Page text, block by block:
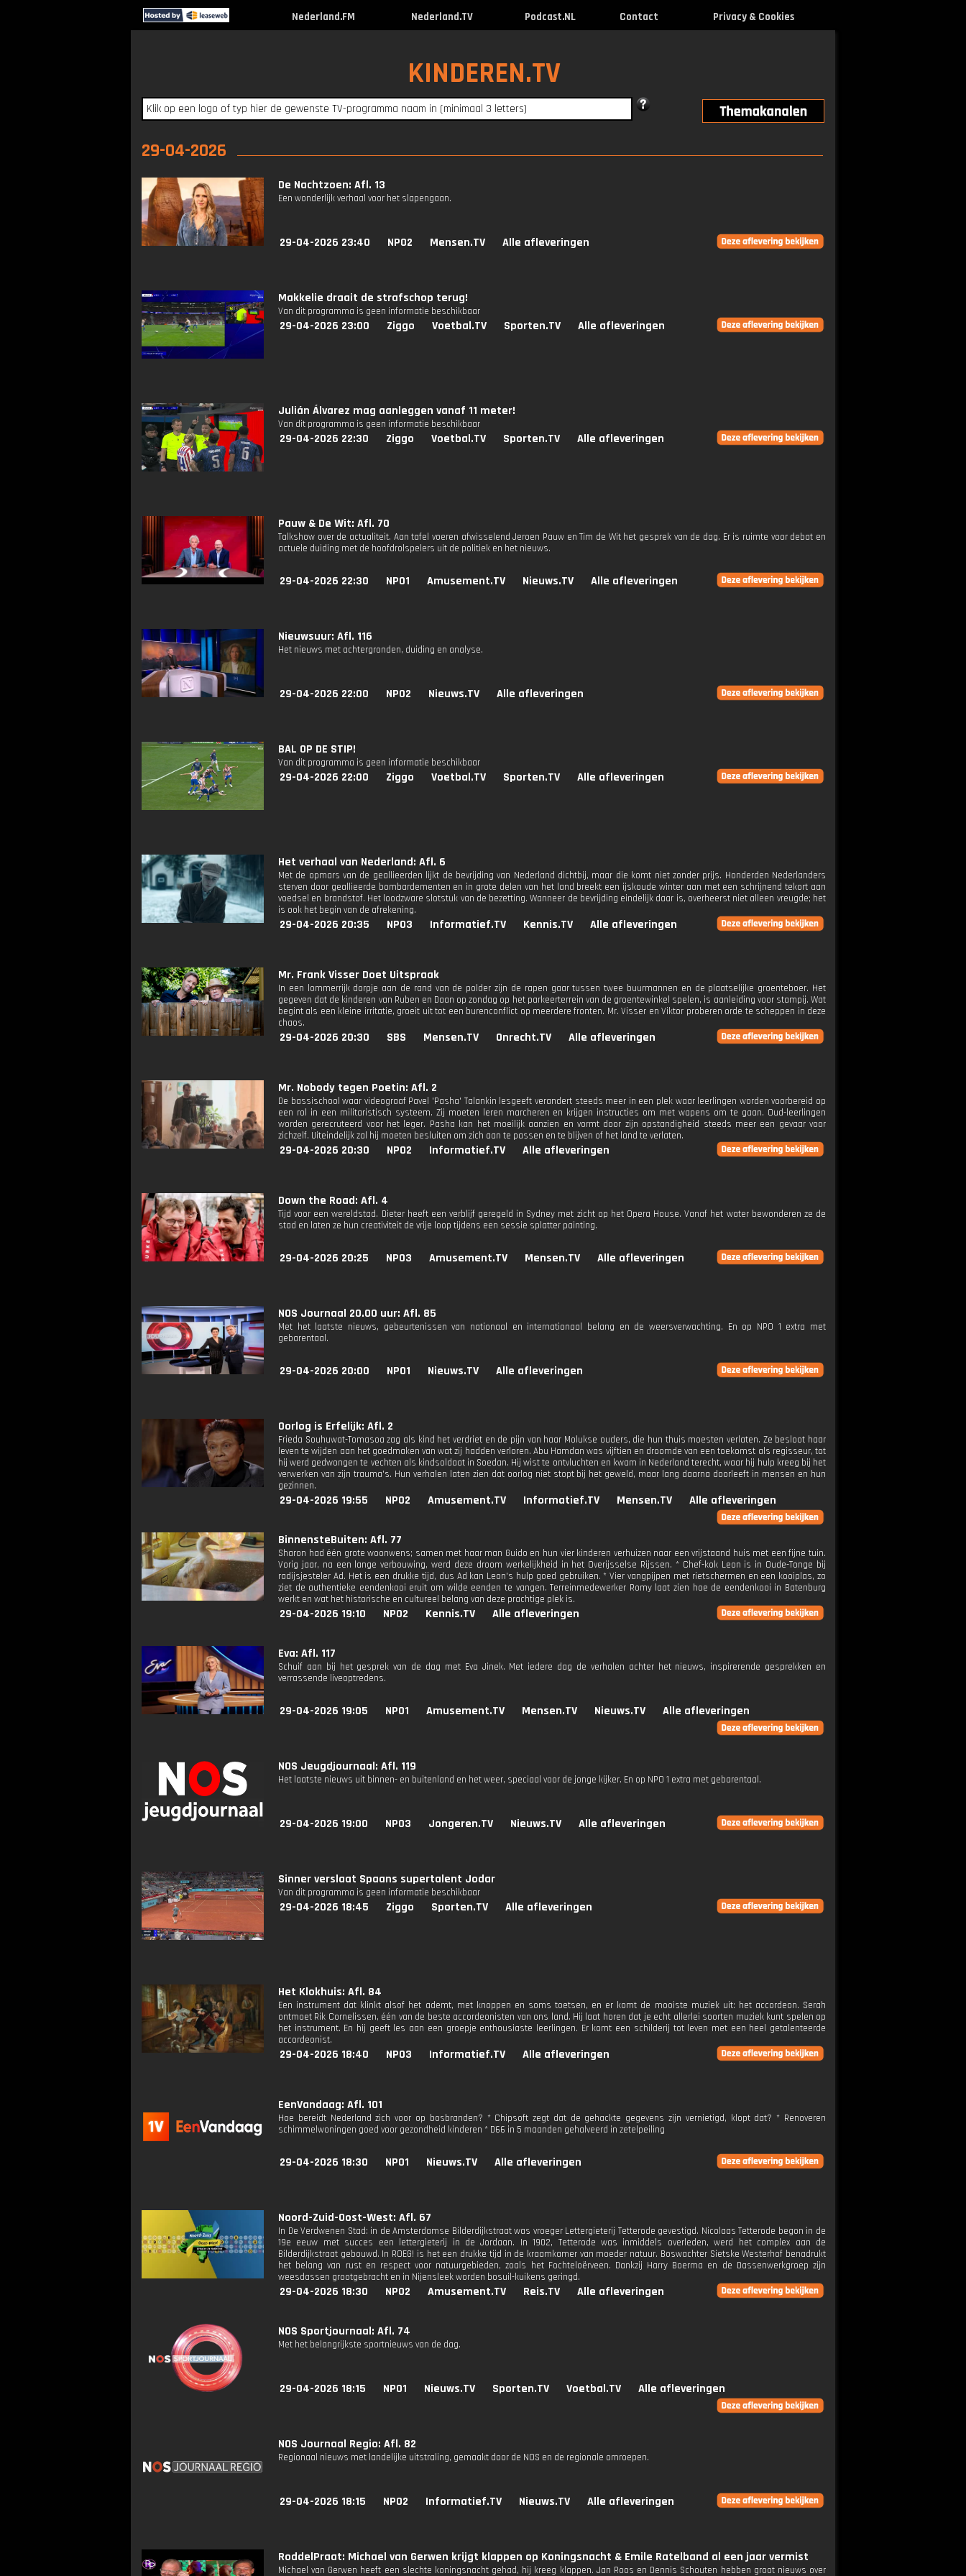
Nederland.FM Nederland.TV Podcast.NL Contact Privacy & Cookies
KINDEREN.TV
29-04-2026
De Nachtzoen: Afl. 13
Een wonderlijk verhaal voor het slapengaan.
29-04-2026 23:40 NPO2 Mensen.TV Alle afleveringen
Makkelie draait de strafschop terug!
Van dit programma is geen informatie beschikbaar
29-04-2026 23:00 Ziggo Voetbal.TV Sporten.TV Alle afleveringen
Julián Álvarez mag aanleggen vanaf 11 meter!
Van dit programma is geen informatie beschikbaar
29-04-2026 22:30 Ziggo Voetbal.TV Sporten.TV Alle afleveringen
Pauw & De Wit: Afl. 70
Talkshow over de actualiteit. Aan tafel voeren afwisselend Jeroen Pauw en Tim de Wit het gesprek van de dag. Er is ruimte voor debat en
actuele duiding met de hoofdrolspelers uit de politiek en het nieuws.
29-04-2026 22:30 NPO1 Amusement.TV Nieuws.TV Alle afleveringen
Nieuwsuur: Afl. 116
Het nieuws met achtergronden, duiding en analyse.
29-04-2026 22:00 NPO2 Nieuws.TV Alle afleveringen
BAL OP DE STIP!
Van dit programma is geen informatie beschikbaar
29-04-2026 22:00 Ziggo Voetbal.TV Sporten.TV Alle afleveringen
Het verhaal van Nederland: Afl. 6
Met de opmars van de geallieerden lijkt de bevrijding van Nederland dichtbij, maar die komt niet zonder prijs. Honderden Nederlanders
sterven door geallieerde bombardementen en in grote delen van het land breekt een ijskoude winter aan met een schrijnend tekort aan
voedsel en brandstof. Het loodzware slotstuk van de bezetting. Wanneer de bevrijding eindelijk daar is, overheerst niet alleen vreugde; het
is ook het begin van de afrekening.
29-04-2026 20:35 NPO3 Informatief.TV Kennis.TV Alle afleveringen
Mr. Frank Visser Doet Uitspraak
In een lommerrijk dorpje aan de rand van de polder zijn de rapen gaar tussen twee buurmannen en de plaatselijke groenteboer. Het
gegeven dat de kinderen van Ruben en Daan op zondag op het parkeerterrein van de groentewinkel spelen, is aanleiding voor stampij. Wat
begint als een kleine irritatie, groeit uit tot een burenconflict op meerdere fronten. Mr. Visser en Viktor proberen orde te scheppen in deze
chaos.
29-04-2026 20:30 SBS Mensen.TV Onrecht.TV Alle afleveringen
Mr. Nobody tegen Poetin: Afl. 2
De bassischool waar videograaf Pavel 'Pasha' Talankin lesgeeft verandert steeds meer in een plek waar leerlingen worden voorbereid op
een rol in een militaristisch systeem. Zij moeten leren marcheren en krijgen instructies om met wapens om te gaan. Oud-leerlingen
worden gerecruteerd voor het leger. Pasha kan het moeilijk aanzien en vormt door zijn opstandigheid steeds meer een gevaar voor
zichzelf. Uiteindelijk zal hij moeten besluiten om zich aan te passen en te blijven of het land te verlaten.
29-04-2026 20:30 NPO2 Informatief.TV Alle afleveringen
Down the Road: Afl. 4
Tijd voor een wereldstad. Dieter heeft een verblijf geregeld in Sydney met zicht op het Opera House. Vanaf het water bewonderen ze de
stad en laten ze hun creativiteit de vrije loop tijdens een sessie splatter painting.
29-04-2026 20:25 NPO3 Amusement.TV Mensen.TV Alle afleveringen
NOS Journaal 20.00 uur: Afl. 85
Met het laatste nieuws, gebeurtenissen van nationaal en internationaal belang en de weersverwachting. En op NPO 1 extra met
gebarentaal.
29-04-2026 20:00 NPO1 Nieuws.TV Alle afleveringen
Oorlog is Erfelijk: Afl. 2
Frieda Souhuwat-Tomasoa zag als kind het verdriet en de pijn van haar Molukse ouders, die hun thuis moesten verlaten. Ze besloot haar
leven te wijden aan het goedmaken van wat zij hadden verloren. Abu Hamdan was vijftien en droomde van een toekomst als regisseur, tot
hij werd gedwongen te vechten als kindsoldaat in Soedan. Hij wist te ontvluchten en kwam in Nederland terecht, waar hij hulp kreeg bij het
verwerken van zijn trauma's. Hun verhalen laten zien dat oorlog niet stopt bij het geweld, maar lang daarna doorleeft in mensen en hun
gezinnen.
29-04-2026 19:55 NPO2 Amusement.TV Informatief.TV Mensen.TV Alle afleveringen
BinnensteBuiten: Afl. 77
Sharon had één grote woonwens; samen met haar man Guido en hun vier kinderen verhuizen naar een vrijstaand huis met een fijne tuin.
Vorig jaar, na een lange verbouwing, werd deze droom werkelijkheid in het Overijsselse Rijssen. * Chef-kok Leon is in Oude-Tonge bij
radijsjesteler Ad. Het is een drukke tijd, dus Ad kan Leon's hulp goed gebruiken. * Vier vangpijpen met rietschermen en een kooiplas, zo
ziet de authentieke eendenkooi eruit om wilde eenden te vangen. Terreinmedewerker Romy laat zien hoe de eendenkooi in Batenburg
werkt en wat het historische en cultureel belang van deze prachtige plek is.
29-04-2026 19:10 NPO2 Kennis.TV Alle afleveringen
Eva: Afl. 117
Schuif aan bij het gesprek van de dag met Eva Jinek. Met iedere dag de verhalen achter het nieuws, inspirerende gesprekken en
verrassende liveoptredens.
29-04-2026 19:05 NPO1 Amusement.TV Mensen.TV Nieuws.TV Alle afleveringen
NOS Jeugdjournaal: Afl. 119
Het laatste nieuws uit binnen- en buitenland en het weer, speciaal voor de jonge kijker. En op NPO 1 extra met gebarentaal.
29-04-2026 19:00 NPO3 Jongeren.TV Nieuws.TV Alle afleveringen
Sinner verslaat Spaans supertalent Jodar
Van dit programma is geen informatie beschikbaar
29-04-2026 18:45 Ziggo Sporten.TV Alle afleveringen
Het Klokhuis: Afl. 84
Een instrument dat klinkt alsof het ademt, met knoppen en soms toetsen, en er komt de mooiste muziek uit: het accordeon. Serah
ontmoet Rik Cornelissen, één van de beste accordeonisten van ons land. Hij laat horen dat je echt allerlei soorten muziek kunt spelen op
het instrument. En hij geeft les aan een groepje enthousiaste leerlingen. Er komt een schilderij tot leven met een heel getalenteerde
accordeonist.
29-04-2026 18:40 NPO3 Informatief.TV Alle afleveringen
EenVandaag: Afl. 101
Hoe bereidt Nederland zich voor op bosbranden? * Chipsoft zegt dat de gehackte gegevens zijn vernietigd, klopt dat? * Renoveren
schimmelwoningen goed voor gezondheid kinderen * D66 in 5 maanden gehalveerd in zetelpeiling
29-04-2026 18:30 NPO1 Nieuws.TV Alle afleveringen
Noord-Zuid-Oost-West: Afl. 67
In De Verdwenen Stad: in de Amsterdamse Bilderdijkstraat was vroeger Lettergieterij Tetterode gevestigd. Nicolaas Tetterode begon in de
19e eeuw met succes een lettergieterij in de Jordaan. In 1902, Tetterode was inmiddels overleden, werd het complex aan de
Bilderdijkstraat gebouwd. In ROEG! is het een drukke tijd in de kraamkamer van moeder natuur. Boswachter Sietske Westerhof benadrukt
het belang van rust en respect voor natuurgebieden, zoals het Fochteloërveen. Dankzij Harry Boerma en de Dassenwerkgroep zijn
weesdassen grootgebracht en in Nijensleek worden bosuil-kuikens geringd.
29-04-2026 18:30 NPO2 Amusement.TV Reis.TV Alle afleveringen
NOS Sportjournaal: Afl. 74
Met het belangrijkste sportnieuws van de dag.
29-04-2026 18:15 NPO1 Nieuws.TV Sporten.TV Voetbal.TV Alle afleveringen
NOS Journaal Regio: Afl. 82
Regionaal nieuws met landelijke uitstraling, gemaakt door de NOS en de regionale omroepen.
29-04-2026 18:15 NPO2 Informatief.TV Nieuws.TV Alle afleveringen
RoddelPraat: Michael van Gerwen krijgt klappen op Koningsnacht & Emile Ratelband al een jaar vermist
Michael van Gerwen heeft een slechte koningsnacht gehad, hij kreeg klappen. Jan Roos en Dennis Schouten hebben groot nieuws over